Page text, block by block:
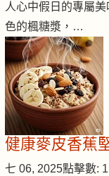
人心中假日的專屬
色的楓糖漿，…
健康麥皮香蕉
七 06, 2025點擊數: